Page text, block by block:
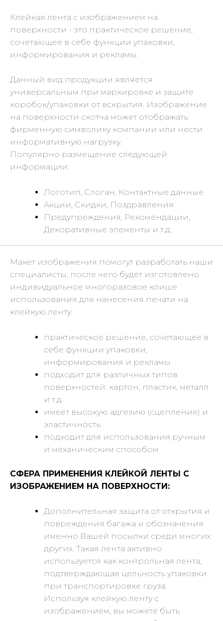
Клейкая лента с изображением на
поверхности - это практическое решение,
сочетающее в себе функции упаковки,
информирования и рекламы.
Данный вид продукции является
универсальным при маркировке и защите
коробок/упаковки от вскрытия. Изображение
на поверхности скотча может отображать
фирменную символику компании или нести
информативную нагрузку.
Популярно размещение следующей
информации:
Логотип, Слоган, Контактные данные
Акции, Скидки, Поздравления
Предупреждения, Рекомендации,
Декоративные элементы и т.д.
Макет изображения помогут разработать наши
специалисты, после чего будет изготовлено
индивидуальное многоразовое клише
использования для нанесения печати на
клейкую ленту.
практическое решение, сочетающее в
себе функции упаковки,
информирования и рекламы
подходит для различных типов
поверхностей: картон, пластик, металл
и т.д.
имеет высокую адгезию (сцепление) и
эластичность
подходит для использования ручным
и механическим способом
СФЕРА ПРИМЕНЕНИЯ КЛЕЙКОЙ ЛЕНТЫ С
ИЗОБРАЖЕНИЕМ НА ПОВЕРХНОСТИ:
Дополнительная защита от открытия и
повреждения багажа и обозначения
именно Вашей посылки среди многих
других. Такая лента активно
используется как контрольная лента,
подтверждающая цельность упаковки
при транспортировке груза.
Используя клейкую ленту с
изображением, вы можете быть